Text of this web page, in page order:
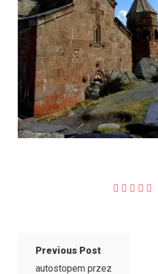
Previous Post
autostopem przez